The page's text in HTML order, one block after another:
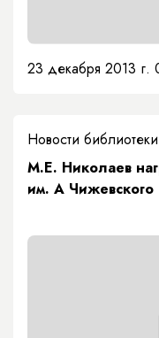
23 декабря 2013 г.
Новости библиотеки
М.Е. Николаев
им. А Чижевского